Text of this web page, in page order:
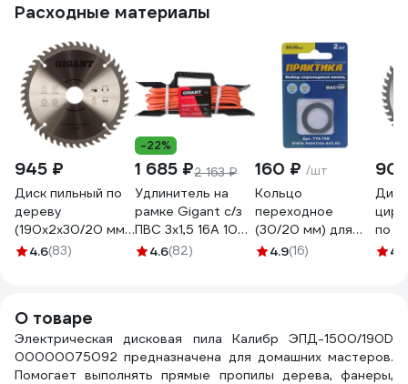
Расходные материалы
945 ₽
Диск пильный по
дереву
(190х2х30/20 мм;
48Z) Gigant G-
4.6(83)
-22%
1 685 ₽2 163 ₽
Удлинитель на
рамке Gigant с/з
ПВС 3х1,5 16A 10м
IP 44 INDUSTRY EG
4.6(82)
160 ₽ /шт
Кольцо
переходное
(30/20 мм) для
дисков ПРАКТИКА
4.9(16)
по
4.7
О товаре
Электрическая дисковая пила Калибр ЭПД-1500/190D
00000075092 предназначена для домашних мастеров.
Помогает выполнять прямые пропилы дерева, фанеры,